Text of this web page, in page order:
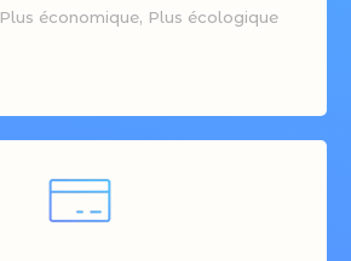
économique, Plus écologique